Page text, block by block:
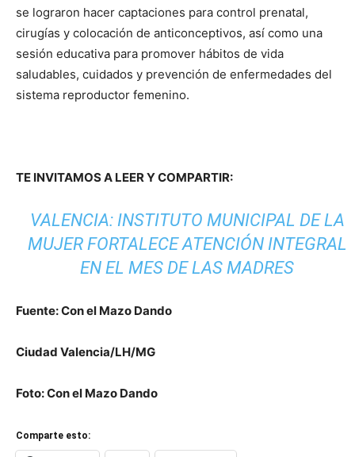
se lograron hacer captaciones para control prenatal,
cirugías y colocación de anticonceptivos, así como una
sesión educativa para promover hábitos de vida
saludables, cuidados y prevención de enfermedades del
sistema reproductor femenino.
TE INVITAMOS A LEER Y COMPARTIR:
VALENCIA: INSTITUTO MUNICIPAL DE LA
MUJER FORTALECE ATENCIÓN INTEGRAL
EN EL MES DE LAS MADRES
Fuente: Con el Mazo Dando
Ciudad Valencia/LH/MG
Foto: Con el Mazo Dando
Comparte esto: